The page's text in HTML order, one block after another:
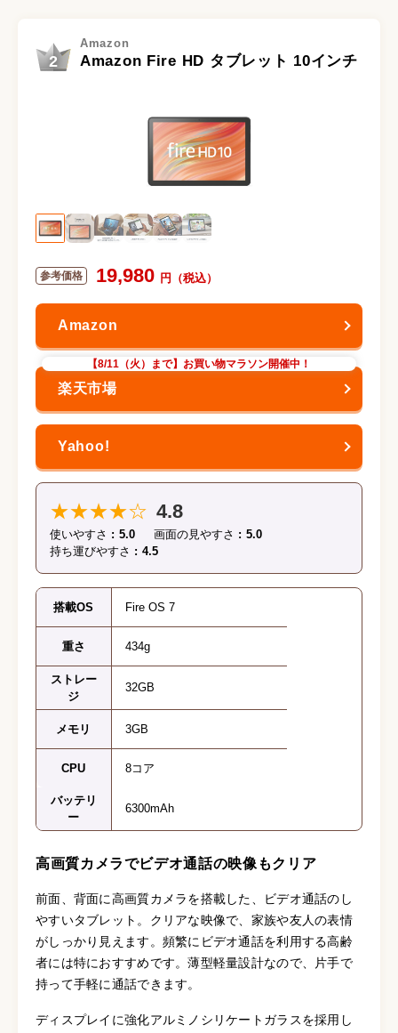
2
Amazon
Amazon Fire HD タブレット 10インチ
19,980
【8/11（火）まで】お買い物マラソン開催中！
★★★★☆ 4.8
使いやすさ 5.0 画面の見やすさ
5.0
持ち運びやすさ
4.5
搭載OS Fire OS 7
重さ 434g
ストレー
ジ
32GB
メモリ 3GB
CPU 8コア
バッテリ
ー
6300mAh
高画質カメラでビデオ通話の映像もクリア
前面、背面に高画質カメラを搭載した、ビデオ通話のし
やすいタブレット。クリアな映像で、家族や友人の表情
がしっかり見えます。頻繁にビデオ通話を利用する高齢
者には特におすすめです。薄型軽量設計なので、片手で
持って手軽に通話できます。
ディスプレイに強化アルミノシリケートガラスを採用し